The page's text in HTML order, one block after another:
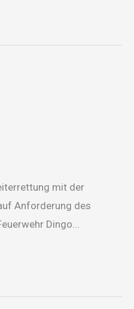
mit der
Anforderung des
Dingo...